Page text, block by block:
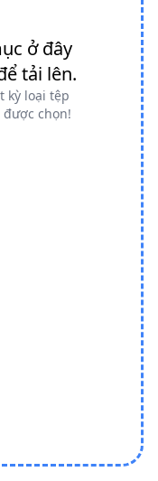
ở đây
tải lên.
kỳ loại tệp
chọn!